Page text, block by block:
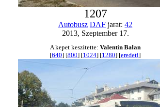
1207
Autobusz DAF jarat: 42
2013, Szeptember 17.
A kepet keszitette: Valentin Balan
[640] [800] [1024] [1280] [eredeti]